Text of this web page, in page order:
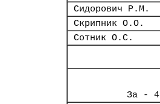
Сидорович Р.М.
Скрипник О.О.
Сотник О.С.
За - 4